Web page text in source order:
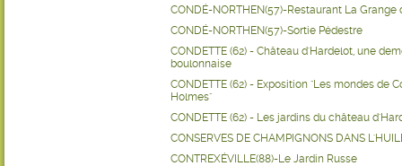
CONDÉ-NORTHEN(57)-Restaurant La Grange
CONDÉ-NORTHEN(57)-Sortie Pédestre
CONDETTE (62) - Château d'Hardelot, une
boulonnaise
CONDETTE (62) - Exposition "Les mondes de
Holmes"
CONDETTE (62) - Les jardins du château
CONSERVES DE CHAMPIGNONS DANS
CONTREXÉVILLE(88)-Le Jardin Russe